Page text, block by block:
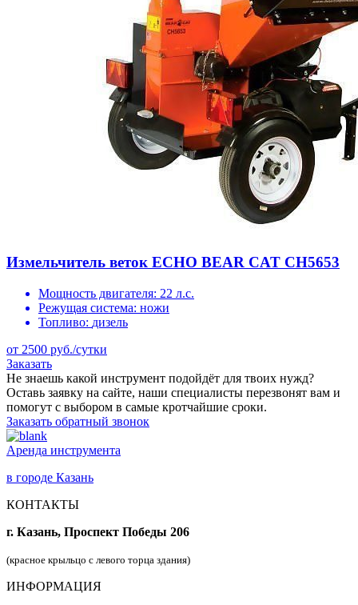
Измельчитель веток ECHO BEAR CAT CH5653
Мощность двигателя: 22 л.с.
Режущая система: ножи
Топливо: дизель
от 2500 руб./сутки
Заказать
Не знаешь какой инструмент подойдёт для твоих нужд?
Оставь заявку на сайте, наши специалисты перезвонят вам и
помогут с выбором в самые кротчайшие сроки.
Заказать обратный звонок
Аренда инструмента
в городе Казань
КОНТАКТЫ
г. Казань, Проспект Победы 206
(красное крыльцо с левого торца здания)
ИНФОРМАЦИЯ